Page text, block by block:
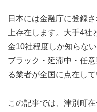
日本には金融庁に登録
上存在します。大手4
金10社程度しか知らな
ブラック・延滞中・任
る業者が全国に点在して
この記事では、津別町